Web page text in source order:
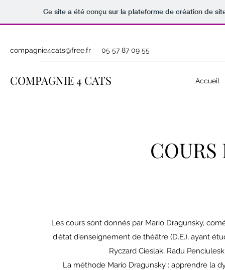
Ce site a été conçu sur la plateforme de création de
compagnie4cats@free.fr 05 57 87 09 55
COMPAGNIE 4 CATS Accueil
Les cours sont donnés par Mario Dragunsky,
d'état d'enseignement de théâtre (D.E.), ayant
Ryczard Cieslak, Radu
La méthode Mario Dragunsky : apprendre la